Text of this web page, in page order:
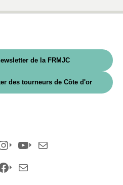
de la FRMJC
des tourneurs de Côte d'or
Facebook